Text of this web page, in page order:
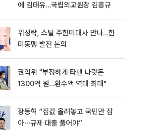
에 김태유…국립외교원장 김흥규
위성락, 스틸 주한미대사 만나…한
미동맹 발전 논의
권익위 "부정하게 타낸 나랏돈
1300억 원…환수액 역대 최대"
장동혁 “집값 올려놓고 국민만 잡
아⋯규제·대출 풀어야”